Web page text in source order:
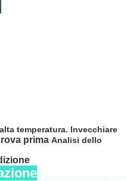
temperatura. Invecchiare
prima Analisi dello